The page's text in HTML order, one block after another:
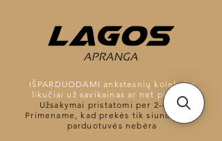
IŠPARDUODAMI ankstesnių kolekcijų
likučiai už savikainas ar net pigiau*.
Užsakymai pristatomi per 2-4d.d.
Primename, kad prekės tik siunčiamos,
parduotuvės nebėra